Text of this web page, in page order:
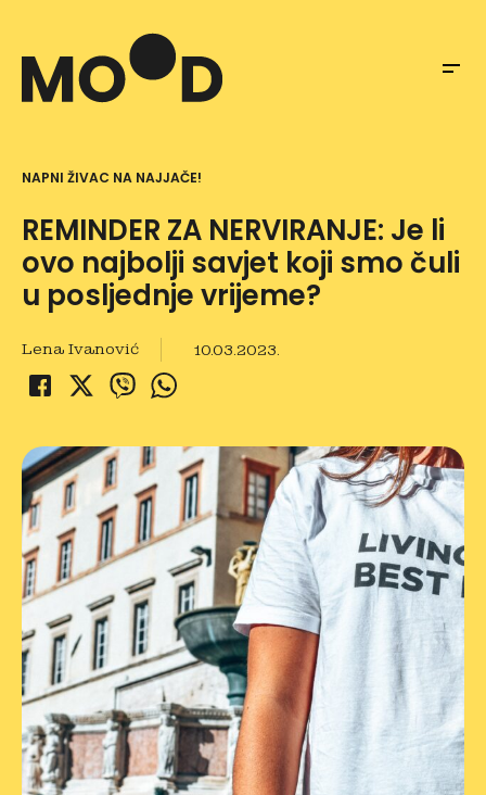
NAPNI ŽIVAC NA NAJJAČE!
REMINDER ZA NERVIRANJE: Je li
ovo najbolji savjet koji smo čuli
u posljednje vrijeme?
Lena Ivanović 10.03.2023.